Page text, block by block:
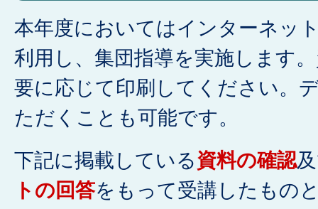
本年度においてはインターネッ
利用し、集団指導を実施します
要に応じて印刷してください。
ただくことも可能です。
下記に掲載している資料の確認
トの回答をもって受講したもの